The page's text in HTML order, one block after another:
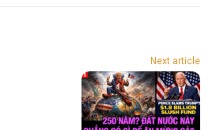
Next article